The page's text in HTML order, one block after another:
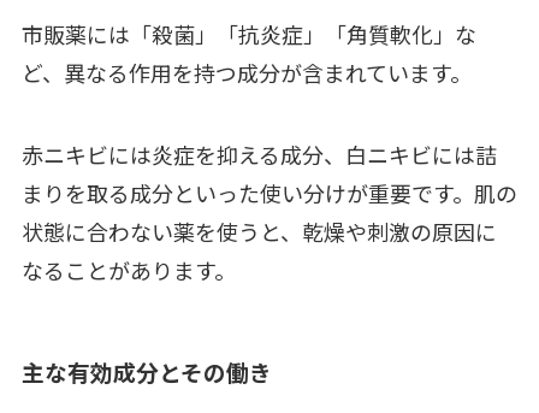
市販薬には「殺菌」「抗炎症」「角質軟化」な
ど、異なる作用を持つ成分が含まれています。
赤ニキビには炎症を抑える成分、白ニキビには詰
まりを取る成分といった使い分けが重要です。肌の
状態に合わない薬を使うと、乾燥や刺激の原因に
なることがあります。
主な有効成分とその働き